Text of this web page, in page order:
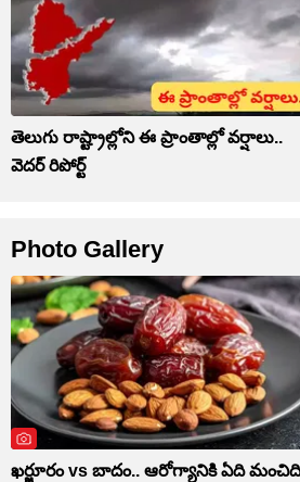
తెలుగు రాష్ట్రాల్లోని ఈ ప్రాంతాల్లో వర్షాలు..
వెదర్ రిపోర్ట్
Photo Gallery
ఖర్జూరం vs బాదం.. ఆరోగ్యానికి ఏది